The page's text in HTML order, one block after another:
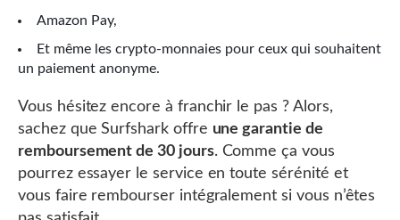
Amazon Pay,
Et même les crypto-monnaies pour ceux qui souhaitent
un paiement anonyme.
Vous hésitez encore à franchir le pas ? Alors,
sachez que Surfshark offre une garantie de
remboursement de 30 jours. Comme ça vous
pourrez essayer le service en toute sérénité et
vous faire rembourser intégralement si vous n’êtes